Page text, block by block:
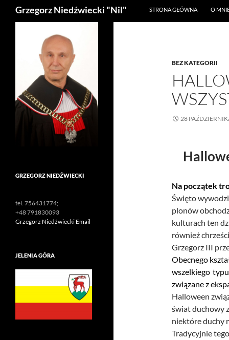
Grzegorz Niedźwiecki "Nil" STRONA GŁÓWNA O
BEZ KATEGORII
28
Na początek
Święto
plonów
kulturach ten
również
Grzegorz III
Obecnego
wszelkiego
związane z
Halloween
świat duchowy
niektóre duchy
Tradycyjnie
GRZEGORZ NIEDŹWIECKI
tel. 756431774;
+48 791830093
Grzegorz Niedźwiecki Email
JELENIA GÓRA